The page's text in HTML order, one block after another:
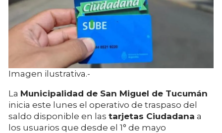
Imagen ilustrativa.-
La Municipalidad de San Miguel de Tucumán
inicia este lunes el operativo de traspaso del
saldo disponible en las tarjetas Ciudadana a
los usuarios que desde el 1° de mayo